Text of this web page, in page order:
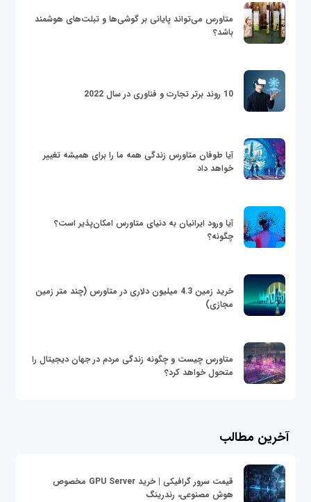
متاورس می‌تواند پایانی بر گوشی‌ها و تبلت‌های هوشمند
باشد؟
10 روند برتر تجارت و فناوری در سال 2022
آیا طوفان متاورس زندگی همه ما را برای همیشه تغییر
خواهد داد
آیا ورود ایرانیان به دنیای متاورس امکان‌پذیر است؟
چگونه؟
خرید زمین 4.3 میلیون دلاری در متاورس (چند متر زمین
مجازی)
متاورس چیست و چگونه زندگی مردم در جهان دیجیتال را
متحول خواهد کرد؟
آخرین مطالب
قیمت سرور گرافیکی | خرید GPU Server مخصوص
هوش مصنوعی، رندرینگ